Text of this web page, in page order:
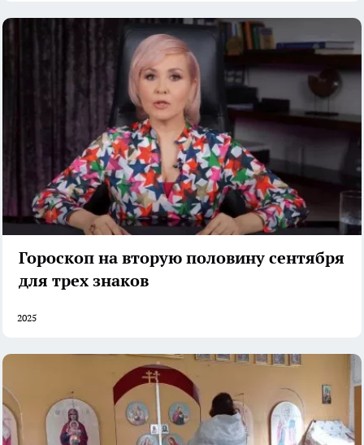
Гороскоп на вторую половину сентября
для трех знаков
2025